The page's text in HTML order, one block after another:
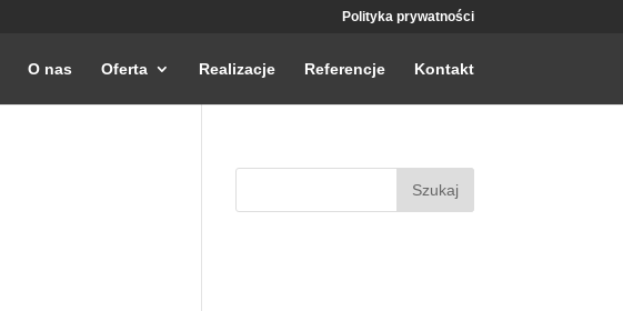
Polityka prywatności
O nas Oferta Realizacje Referencje Kontakt
Szukaj: